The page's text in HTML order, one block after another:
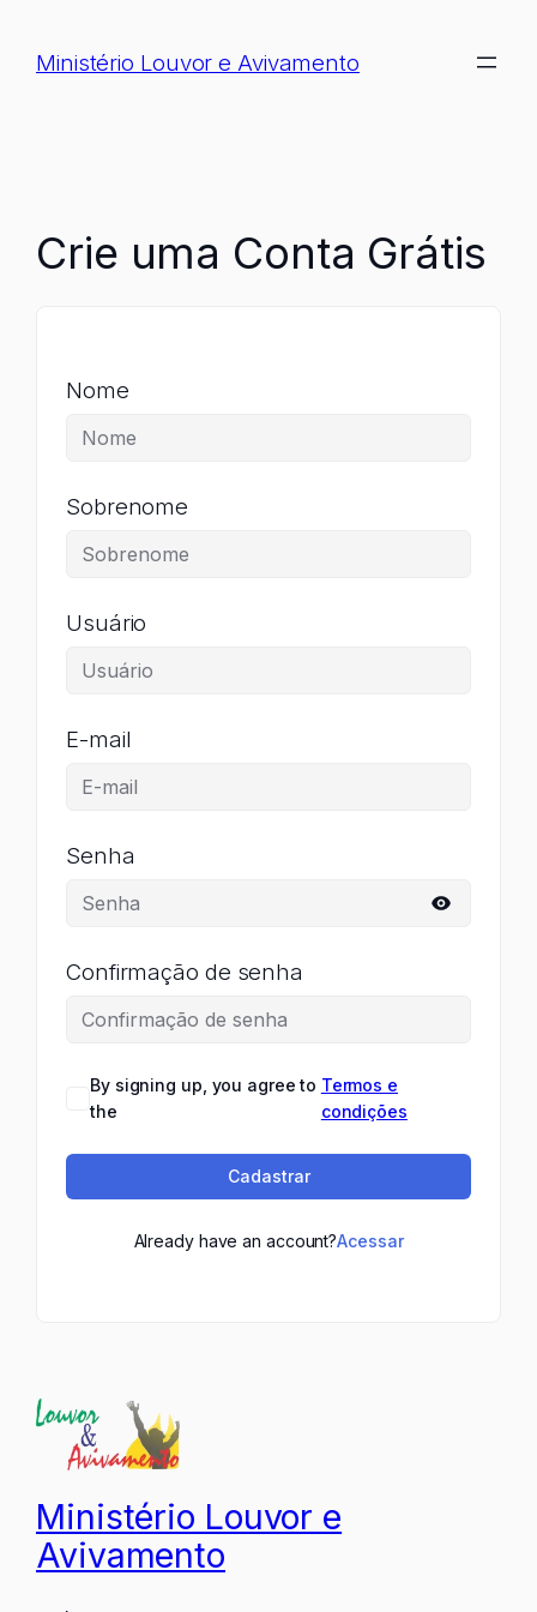
Ministério Louvor e Avivamento
Crie uma Conta Grátis
Nome
Sobrenome
Usuário
E-mail
Senha
Confirmação de senha
By signing up, you agree to
the
Termos e
condições
Cadastrar
Already have an account?Acessar
Ministério Louvor e
Avivamento